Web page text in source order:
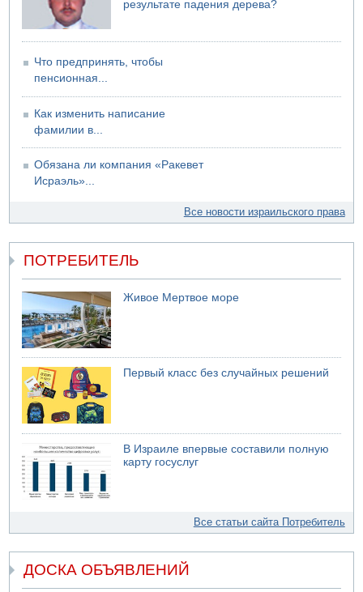
Возле Кирьят-Арбы пожар на местности
результате падения дерева?
Что предпринять, чтобы
пенсионная...
Как изменить написание
фамилии в...
Обязана ли компания «Ракевет
Исраэль»...
Все новости израильского права
ПОТРЕБИТЕЛЬ
Живое Мертвое море
Первый класс без случайных решений
В Израиле впервые составили полную
карту госуслуг
Все статьи сайта Потребитель
ДОСКА ОБЪЯВЛЕНИЙ